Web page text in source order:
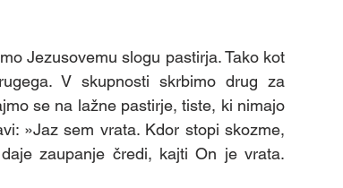
Skupina - Pritrkovalci Sv. Martin
Skupina - Svetopisemske urice
Jezusovemu slogu pastirja. Tako kot
V skupnosti skrbimo drug za
se na lažne pastirje, tiste, ki nimajo
»Jaz sem vrata. Kdor stopi skozme,
zaupanje čredi, kajti On je vrata.